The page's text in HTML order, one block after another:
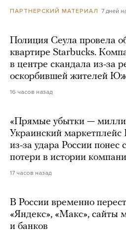
ПАРТНЕРСКИЙ МАТЕРИАЛ 7 дней
Полиция Сеула провела
квартире Starbucks.
в центре скандала из-за
оскорбившей жителей
16 часов назад
«Прямые убытки —
Украинский маркетплейс
из-за удара России
потери в истории
17 часов назад
В России временно
«Яндекс», «Макс», сайты
и банков